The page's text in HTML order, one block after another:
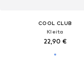
COOL CLUB
Kleita
22,90 €